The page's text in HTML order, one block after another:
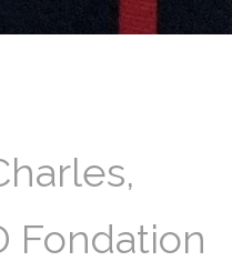
Fondation